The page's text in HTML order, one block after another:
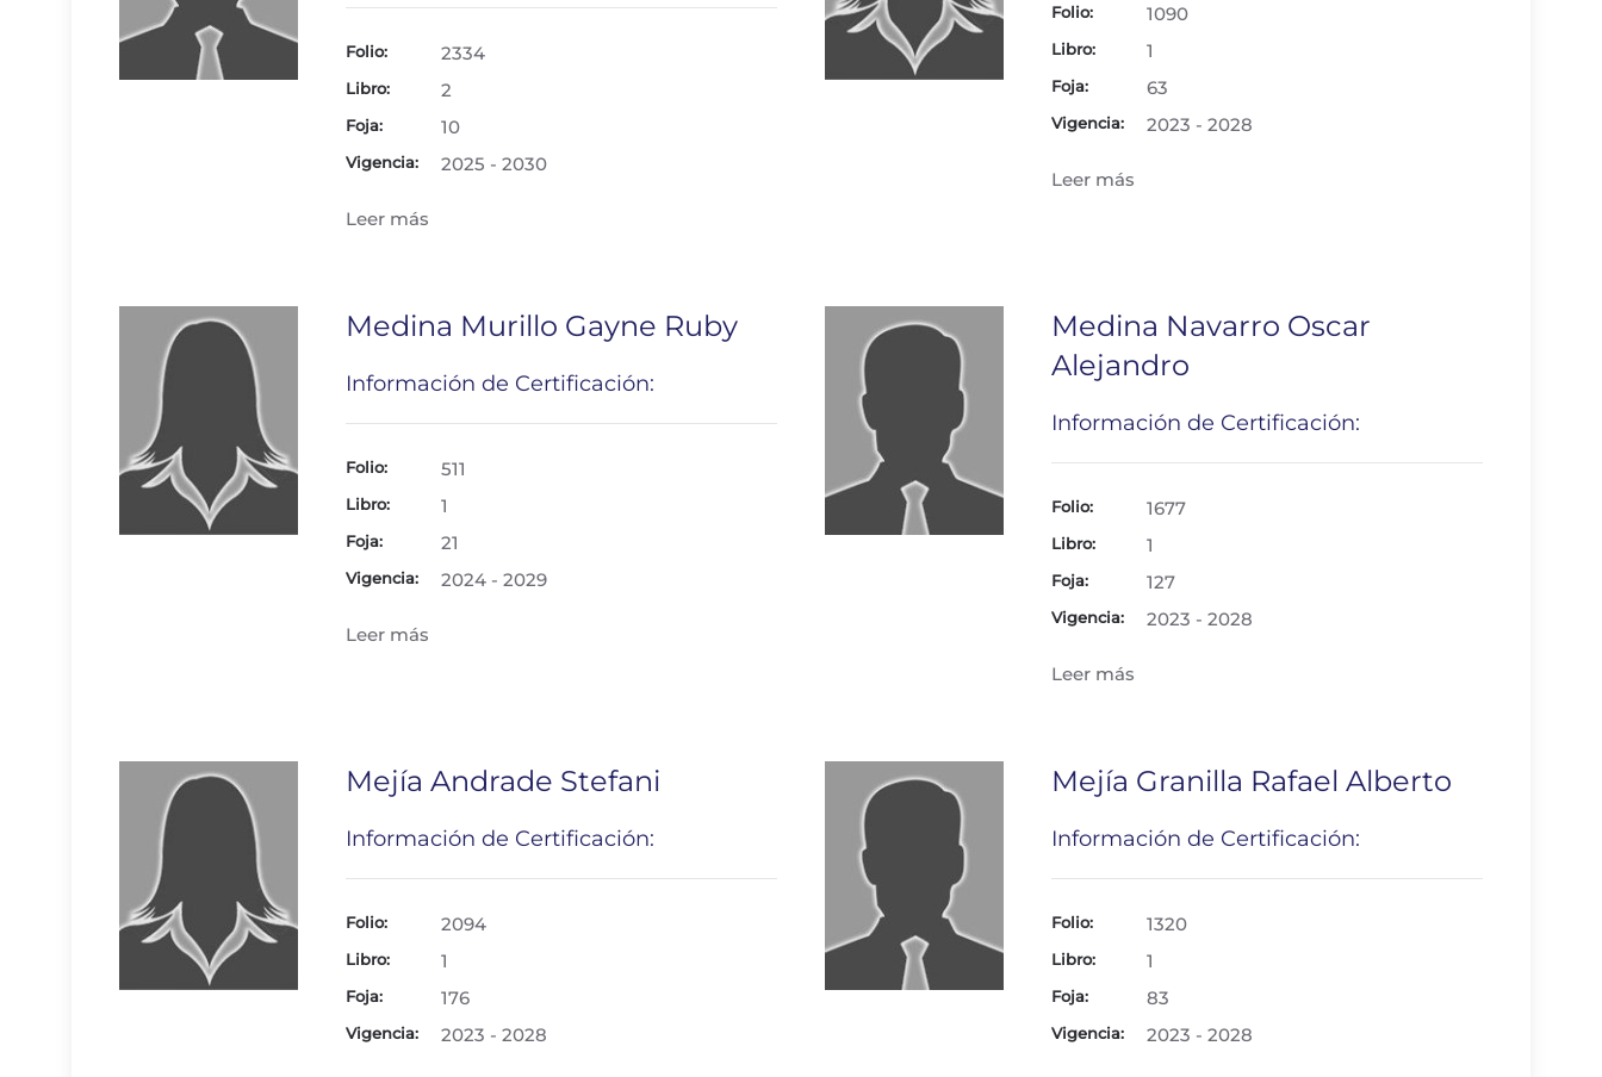
Folio: 2334
Libro: 2
Foja: 10
Vigencia: 2025 - 2030
Leer más
Folio: 1090
Libro: 1
Foja: 63
Vigencia: 2023 - 2028
Leer más
Medina Murillo Gayne Ruby
Información de Certificación:
Folio: 511
Libro: 1
Foja: 21
Vigencia: 2024 - 2029
Leer más
Medina Navarro Oscar
Alejandro
Información de Certificación:
Folio: 1677
Libro: 1
Foja: 127
Vigencia: 2023 - 2028
Leer más
Mejía Andrade Stefani
Información de Certificación:
Folio: 2094
Libro: 1
Foja: 176
Vigencia: 2023 - 2028
Mejía Granilla Rafael Alberto
Información de Certificación:
Folio: 1320
Libro: 1
Foja: 83
Vigencia: 2023 - 2028